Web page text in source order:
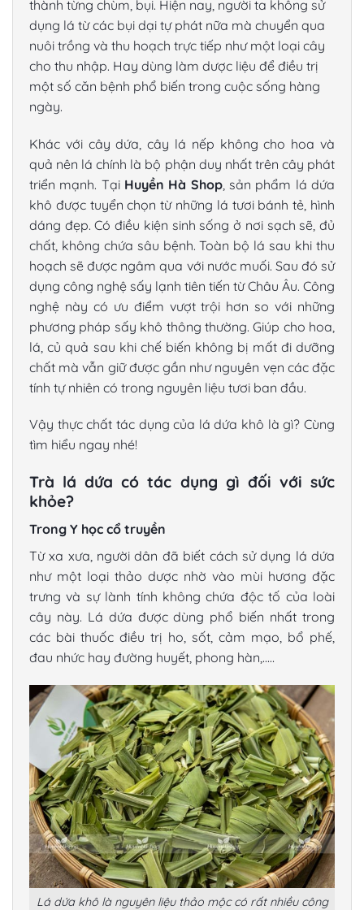
thành từng chùm, bụi. Hiện nay, người ta không sử
dụng lá từ các bụi dại tự phát nữa mà chuyển qua
nuôi trồng và thu hoạch trực tiếp như một loại cây
cho thu nhập. Hay dùng làm dược liệu để điều trị
một số căn bệnh phổ biến trong cuộc sống hàng
ngày.
Khác với cây dứa, cây lá nếp không cho hoa và
quả nên lá chính là bộ phận duy nhất trên cây phát
triển mạnh. Tại Huyền Hà Shop, sản phẩm lá dứa
khô được tuyển chọn từ những lá tươi bánh tẻ, hình
dáng đẹp. Có điều kiện sinh sống ở nơi sạch sẽ, đủ
chất, không chứa sâu bệnh. Toàn bộ lá sau khi thu
hoạch sẽ được ngâm qua với nước muối. Sau đó sử
dụng công nghệ sấy lạnh tiên tiến từ Châu Âu. Công
nghệ này có ưu điểm vượt trội hơn so với những
phương pháp sấy khô thông thường. Giúp cho hoa,
lá, củ quả sau khi chế biến không bị mất đi dưỡng
chất mà vẫn giữ được gần như nguyên vẹn các đặc
tính tự nhiên có trong nguyên liệu tươi ban đầu.
Vậy thực chất tác dụng của lá dứa khô là gì? Cùng
tìm hiểu ngay nhé!
Trà lá dứa có tác dụng gì đối với sức
khỏe?
Trong Y học cổ truyền
Từ xa xưa, người dân đã biết cách sử dụng lá dứa
như một loại thảo dược nhờ vào mùi hương đặc
trưng và sự lành tính không chứa độc tố của loài
cây này. Lá dứa được dùng phổ biến nhất trong
các bài thuốc điều trị ho, sốt, cảm mạo, bổ phế,
đau nhức hay đường huyết, phong hàn,..…
Lá dứa khô là nguyên liệu thảo mộc có rất nhiều công